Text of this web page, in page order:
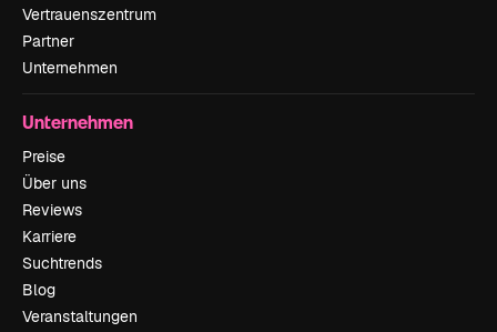
Vertrauenszentrum
Partner
Unternehmen
Unternehmen
Preise
Über uns
Reviews
Karriere
Suchtrends
Blog
Veranstaltungen